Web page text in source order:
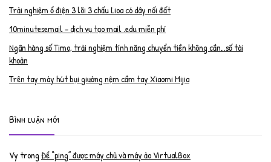
Trải nghiệm ổ điện 3 lõi 3 chấu Lioa có dây nối đất
10minutesemail – dịch vụ tạo mail .edu miễn phí
Ngân hàng số Timo, trải nghiệm tính năng chuyển tiền không cần…số tài
khoản
Trên tay máy hút bụi giường nệm cầm tay Xiaomi Mijia
Bình luận mới
Vy trongĐể “ping” được máy chủ và máy ảo VirtualBox